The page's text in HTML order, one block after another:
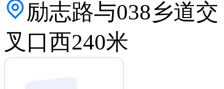
励志路与038乡道交
叉口西240米